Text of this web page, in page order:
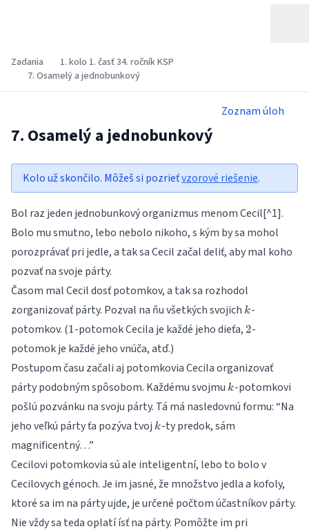
Zadania
1. kolo 1. časť 34. ročník KSP
7. Osamelý a jednobunkový
Zoznam úloh
7. Osamelý a jednobunkový
Kolo už skončilo. Môžeš si pozrieťvzorové riešenie.
Bol raz jeden jednobunkový organizmus menom Cecil[^1].
Bolo mu smutno, lebo nebolo nikoho, s kým by sa mohol
porozprávať pri jedle, a tak sa Cecil začal deliť, aby mal koho
pozvať na svoje párty.
Časom mal Cecil dosť potomkov, a tak sa rozhodol
zorganizovať párty. Pozval na ňu všetkých svojich k
k-
potomkov. (1
1-potomok Cecila je každé jeho dieťa, 2
2-
potomok je každé jeho vnúča, atď.)
Postupom času začali aj potomkovia Cecila organizovať
párty podobným spôsobom. Každému svojmu k
k-potomkovi
pošlú pozvánku na svoju párty. Tá má nasledovnú formu: “Na
jeho veľkú párty ťa pozýva tvoj k
k-ty predok, sám
magnificentný…”
Cecilovi potomkovia sú ale inteligentní, lebo to bolo v
Cecilovych génoch. Je im jasné, že množstvo jedla a kofoly,
ktoré sa im na párty ujde, je určené počtom účastníkov párty.
Nie vždy sa teda oplatí ísť na párty. Pomôžte im pri